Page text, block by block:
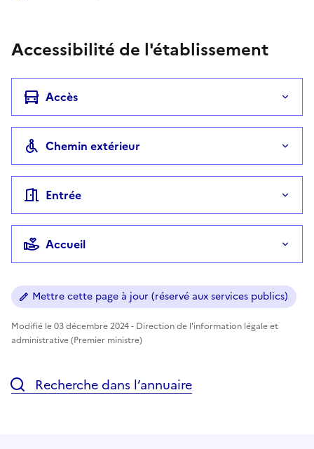
Accessibilité de l'établissement
Accès
Chemin extérieur
Entrée
Accueil
Mettre cette page à jour (réservé aux services publics)
Modifié le 03 décembre 2024 - Direction de l'information légale et
administrative (Premier ministre)
Recherche dans l’annuaire